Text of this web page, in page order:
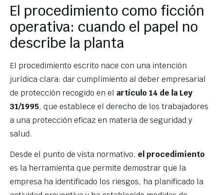
El procedimiento como ficción
operativa: cuando el papel no
describe la planta
El procedimiento escrito nace con una intención
jurídica clara: dar cumplimiento al deber empresarial
de protección recogido en el artículo 14 de la Ley
31/1995, que establece el derecho de los trabajadores
a una protección eficaz en materia de seguridad y
salud.
Desde el punto de vista normativo, el procedimiento
es la herramienta que permite demostrar que la
empresa ha identificado los riesgos, ha planificado la